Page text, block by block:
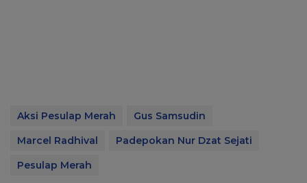
Aksi Pesulap Merah
Gus Samsudin
Marcel Radhival
Padepokan Nur Dzat Sejati
Pesulap Merah